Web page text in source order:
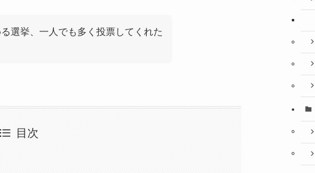
選挙、一人でも多く投票してくれた
目次